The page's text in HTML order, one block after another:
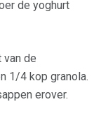
de yoghurt
van de
1/4 kop granola.
erover.